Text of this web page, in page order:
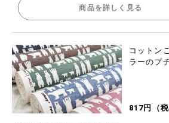
商品を詳しく見る
コットン
ラーのプ
817円（